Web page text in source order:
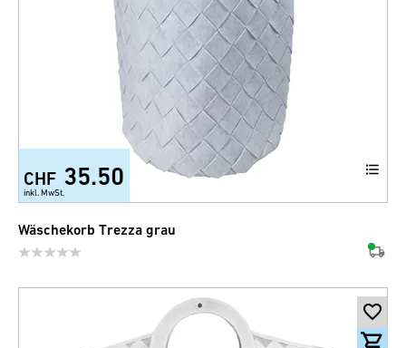
CHF 35.50
inkl. MwSt.
Wäschekorb Trezza grau